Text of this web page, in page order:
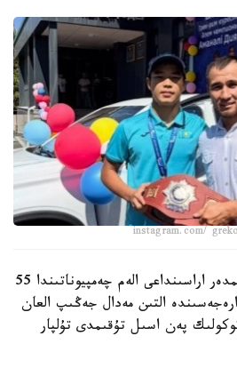
باكۋدە وتكەن جاسوسپىرىمدەر اراسىنداعى الەم چەمپيوناتىندا 55
التىن مەدال جەڭىپ العان
پەن اسىل تۇقىمدى تۇلپار